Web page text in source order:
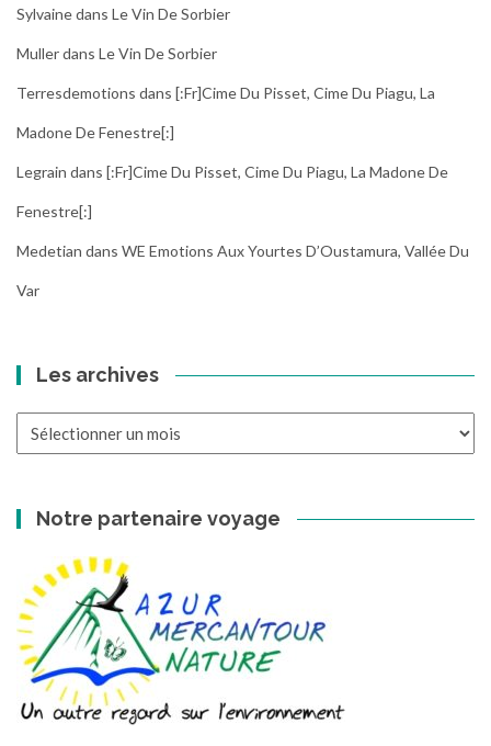
Sylvainedans Le Vin De Sorbier
Mullerdans Le Vin De Sorbier
Terresdemotions dans [:fr]Cime Du Pisset, Cime Du Piagu, La
Madone De Fenestre[:]
Legrain dans [:fr]Cime Du Pisset, Cime Du Piagu, La Madone De
Fenestre[:]
Medetian dans WE Emotions Aux Yourtes D’Oustamura, Vallée Du
Var
Les archives
Notre partenaire voyage